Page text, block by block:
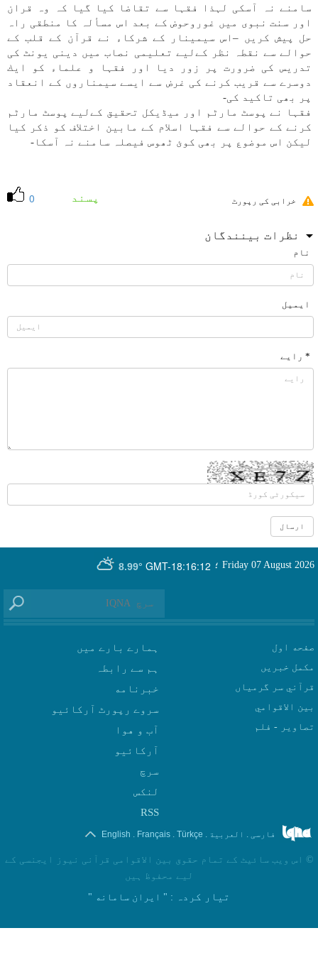
سامنے نہ آسكی لہذا فقہا سے تقاضا كيا گيا كہ وہ قران
اور سنت نبوی میں غوروحوض كے بعد اس مسألہ كا منطقی راہ
حل پيش كریں –اس سيمينار كے شركاء نے قرآن كے قلب كے
حوالے سے نقطہ نظر كےلیے تعليمی نصاب میں دينی يونٹ كی
تدريس كی ضرورت پر زور ديا اور فقہا و علماء كو ايك
دوسرے سے قريب كرنے كی غرض سے ايسے سيمناروں كے انعقاد
پر بھی تاكيد كی-
فقہا نے پوسٹ مارٹم اور میڈيكل تحقيق كےلیے پوسٹ مارٹم
كرنے كے حوالے سے فقہا اسلام كے مابين اختلاف كو ذكر كيا
ليكن اس موضوع پر بھی كوئ ٹھوس فيصلہ سامنے نہ آسكا-
0 پسند خرابی کی رپورٹ
نظرات بینندگان
نام
ایمیل
* رایے
GMT-18:16:12
8.99° Friday 07 August 2026 ؛
صفحه اول
مکمل خبریں
قرآني سر گرمياں
بين الاقوامي
تصاوير - فلم
ہمارے بارے میں
ہم سے رابطہ
سروے رپورٹ آرکائیو
آب و هوا
سرچ
لنکس
RSS
فارسی . العربیة .
Türkçe
.
Français
.
English
© اس ویب سائیٹ کے تمام حقوق بین الاقوامی قرآنی نیوز ایجنسی کے
لیے محفوظ ہیں
تیار کردہ : " ایران سامانه "